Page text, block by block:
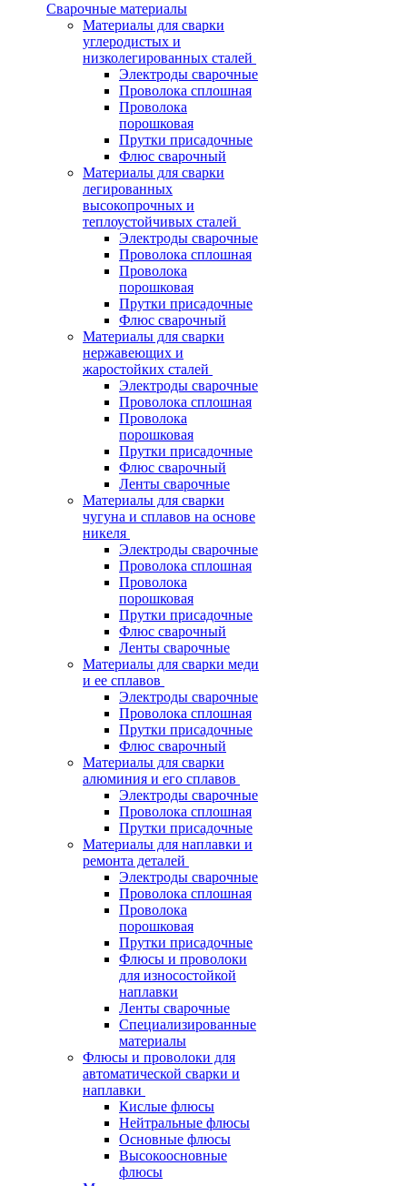
Сварочные материалы
Материалы для сварки
углеродистых и
низколегированных сталей
Электроды сварочные
Проволока сплошная
Проволока
порошковая
Прутки присадочные
Флюс сварочный
Материалы для сварки
легированных
высокопрочных и
теплоустойчивых сталей
Электроды сварочные
Проволока сплошная
Проволока
порошковая
Прутки присадочные
Флюс сварочный
Материалы для сварки
нержавеющих и
жаростойких сталей
Электроды сварочные
Проволока сплошная
Проволока
порошковая
Прутки присадочные
Флюс сварочный
Ленты сварочные
Материалы для сварки
чугуна и сплавов на основе
никеля
Электроды сварочные
Проволока сплошная
Проволока
порошковая
Прутки присадочные
Флюс сварочный
Ленты сварочные
Материалы для сварки меди
и ее сплавов
Электроды сварочные
Проволока сплошная
Прутки присадочные
Флюс сварочный
Материалы для сварки
алюминия и его сплавов
Электроды сварочные
Проволока сплошная
Прутки присадочные
Материалы для наплавки и
ремонта деталей
Электроды сварочные
Проволока сплошная
Проволока
порошковая
Прутки присадочные
Флюсы и проволоки
для износостойкой
наплавки
Ленты сварочные
Специализированные
материалы
Флюсы и проволоки для
автоматической сварки и
наплавки
Кислые флюсы
Нейтральные флюсы
Основные флюсы
Высокоосновные
флюсы